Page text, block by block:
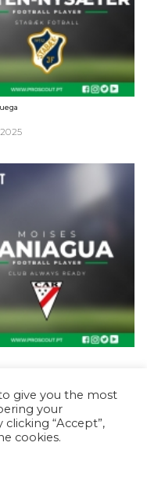
give you the most
your
“Accept”,
cookies.